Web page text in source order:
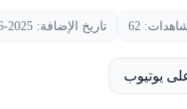
62 تاريخ الإضافة: 2025-06-09
يوتيوب